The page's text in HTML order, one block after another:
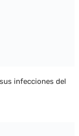
infecciones del